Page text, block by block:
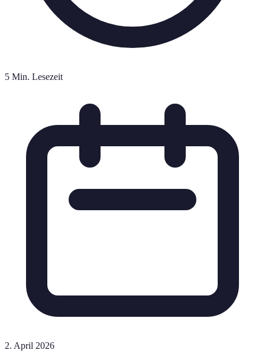
5 Min. Lesezeit
2. April 2026